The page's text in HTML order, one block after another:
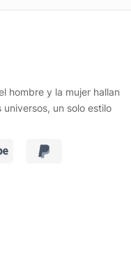
hombre y la mujer hallan
un solo estilo